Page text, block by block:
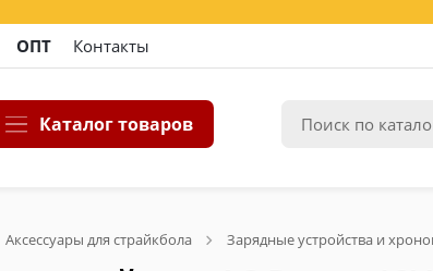
ОПТ Контакты
Каталог товаров
Аксессуары для страйкбола Зарядные устройства и